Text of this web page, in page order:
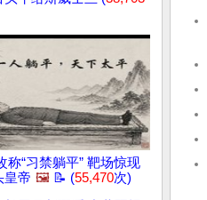
称“习禁躺平” 靶场惊现
皇帝 🖼️ 📝 (55,470次)